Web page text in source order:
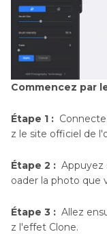
Commencez par
Étape 1 :
z le site officiel de
Étape 2 : Appuyez
oader la photo que
Étape 3 : Allez
z l'effet Clone.